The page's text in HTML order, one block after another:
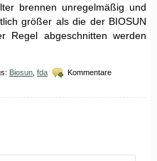
brennen unregelmäßig und
größer als die der BIOSUN
Regel abgeschnitten werden
Biosun fda
Kommentare